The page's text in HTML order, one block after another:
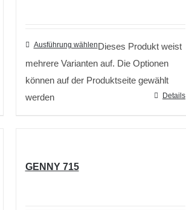
Ausführung wählenDieses Produkt weist
mehrere Varianten auf. Die Optionen
können auf der Produktseite gewählt
werden
Details
GENNY 715